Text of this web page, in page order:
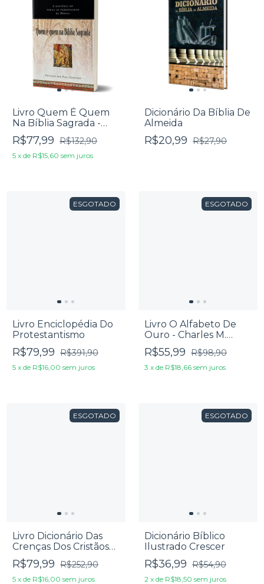
Livro Quem É Quem
Na Bíblia Sagrada -
Paul Gardner
R$77,99 R$132,90
5 x de R$15,60 sem juros
Dicionário Da Bíblia De
Almeida
R$20,99 R$27,90
ESGOTADO
Livro Enciclopédia Do
Protestantismo
R$79,99 R$391,90
5 x de R$16,00 sem juros
ESGOTADO
Livro O Alfabeto De
Ouro - Charles M.
Spurgeon
R$55,99 R$98,90
3 x de R$18,66 sem juros
ESGOTADO
Livro Dicionário Das
Crenças Dos Cristãos
Primitivos - David W.
Bercot
R$79,99 R$252,90
5 x de R$16,00 sem juros
ESGOTADO
Dicionário Bíblico
Ilustrado Crescer
R$36,99 R$54,90
2 x de R$18,50 sem juros